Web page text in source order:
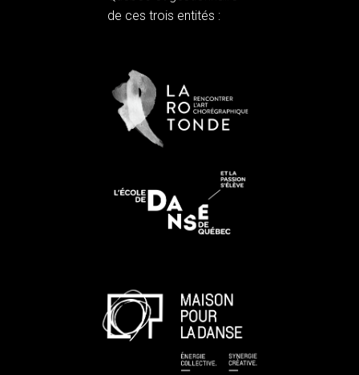
de ces trois entités :